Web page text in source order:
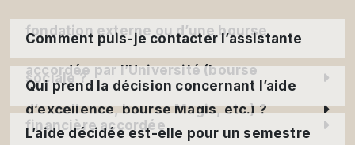
fondation externe ou d’une bourse
accordée par l’Université (bourse
d’excellence, bourse Magis, etc.) ?
Comment puis-je contacter l’assistante
sociale ?
Qui prend la décision concernant l’aide
financière accordée
L’aide décidée est-elle pour un semestre